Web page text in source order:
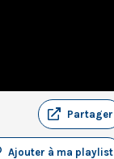
Partager
Ajouter à ma playlist